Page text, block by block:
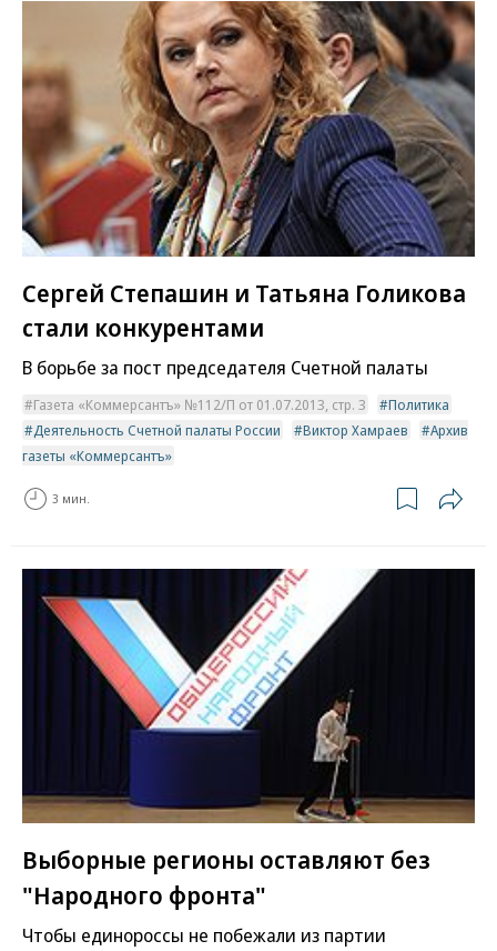
Сергей Степашин и Татьяна Голикова
стали конкурентами
В борьбе за пост председателя Счетной палаты
Газета «Коммерсантъ» №112/П от 01.07.2013, стр. 3
Политика
Деятельность Счетной палаты России
Виктор Хамраев
Архив
газеты «Коммерсантъ»
3 мин.
Выборные регионы оставляют без
"Народного фронта"
Чтобы единороссы не побежали из партии